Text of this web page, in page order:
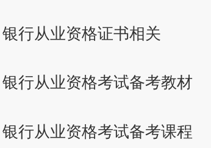
银行从业资格证书相关
银行从业资格考试备考教材
银行从业资格考试备考课程